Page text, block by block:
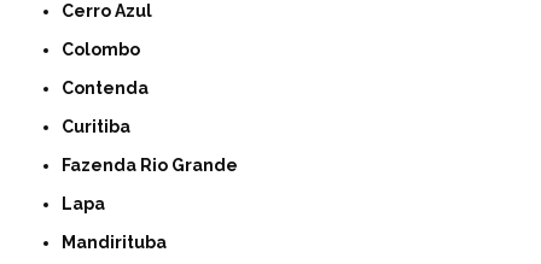
Cerro Azul
Colombo
Contenda
Curitiba
Fazenda Rio Grande
Lapa
Mandirituba